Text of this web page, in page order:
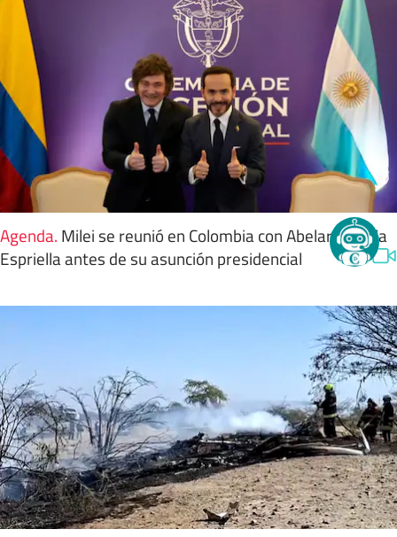
Agenda. Milei se reunió en Colombia con Abelardo de la
Espriella antes de su asunción presidencial